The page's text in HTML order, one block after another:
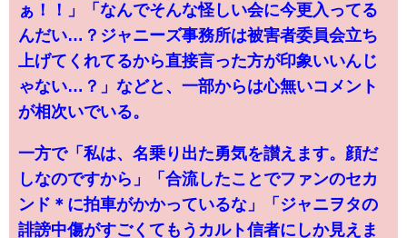
ぁ！！」「なんでそんな怪しい会に今更入ってる
んだい…？ジャニーズ事務所は被害者委員会立ち
上げてくれてるから直接言った方が印象いいんじ
ゃない…？」などと、一部からは心無いコメント
が相次いでいる。
一方で「私は、名乗り出た勇気を讃えます。顔だ
しなのですから」「合流したことでファンのセカ
ンド＊に拍車がかかっているな」「ジャニヲタの
誹謗中傷がすごくてもうカルト信者にしか見えま